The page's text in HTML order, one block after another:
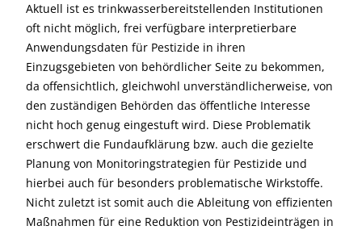
Aktuell ist es trinkwasserbereitstellenden Institutionen
oft nicht möglich, frei verfügbare interpretierbare
Anwendungsdaten für Pestizide in ihren
Einzugsgebieten von behördlicher Seite zu bekommen,
da offensichtlich, gleichwohl unverständlicherweise, von
den zuständigen Behörden das öffentliche Interesse
nicht hoch genug eingestuft wird. Diese Problematik
erschwert die Fundaufklärung bzw. auch die gezielte
Planung von Monitoringstrategien für Pestizide und
hierbei auch für besonders problematische Wirkstoffe.
Nicht zuletzt ist somit auch die Ableitung von effizienten
Maßnahmen für eine Reduktion von Pestizideinträgen in